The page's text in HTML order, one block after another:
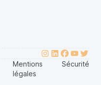
Mentions
légales
Sécurité